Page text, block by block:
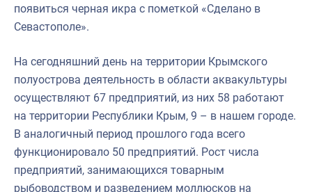
появиться черная икра с пометкой «Сделано в
Севастополе».
На сегодняшний день на территории Крымского
полуострова деятельность в области аквакультуры
осуществляют 67 предприятий, из них 58 работают
на территории Республики Крым, 9 – в нашем городе.
В аналогичный период прошлого года всего
функционировало 50 предприятий. Рост числа
предприятий, занимающихся товарным
рыбоводством и разведением моллюсков на